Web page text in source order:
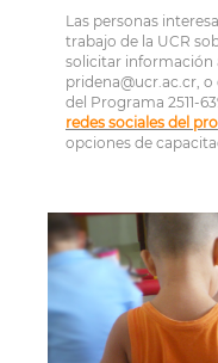
Las personas
trabajo de la UCR
solicitar información
pridena@ucr.ac.cr,
del Programa 2511-
redes sociales del
opciones de